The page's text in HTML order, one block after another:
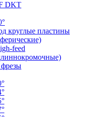
DKT
круглые пластины
feed